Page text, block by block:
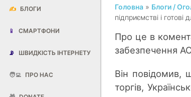
✍️ БЛОГИ
📱 СМАРТФОНИ
📡 ШВИДКІСТЬ ІНТЕРНЕТУ
🧑‍💻 ПРО НАС
Головна » Блоги /
підприємстві і
Про це в
забезпечення
Він повідомив,
торгів,